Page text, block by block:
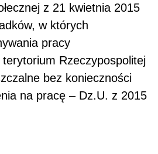
z 21 kwietnia 2015
w których
pracy
Rzeczypospolitej
bez konieczności
na pracę – Dz.U. z 2015